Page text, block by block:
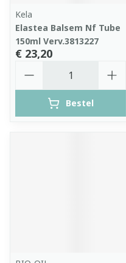
Kela
Elastea Balsem Nf Tube
150ml Verv.3813227
€ 23,20
Bestel